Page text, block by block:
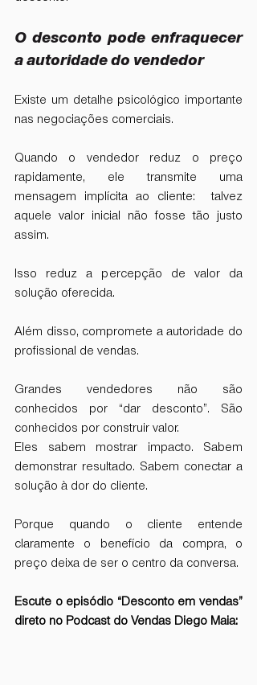
O desconto pode enfraquecer
a autoridade do vendedor
Existe um detalhe psicológico importante
nas negociações comerciais.
Quando o vendedor reduz o preço
rapidamente, ele transmite uma
mensagem implícita ao cliente:  talvez
aquele valor inicial não fosse tão justo
assim.
Isso reduz a percepção de valor da
solução oferecida.
Além disso, compromete a autoridade do
profissional de vendas.
Grandes vendedores não são
conhecidos por “dar desconto”. São
conhecidos por construir valor.
Eles sabem mostrar impacto. Sabem
demonstrar resultado. Sabem conectar a
solução à dor do cliente.
Porque quando o cliente entende
claramente o benefício da compra, o
preço deixa de ser o centro da conversa.
Escute o episódio “Desconto em vendas”
direto no Podcast do Vendas Diego Maia: